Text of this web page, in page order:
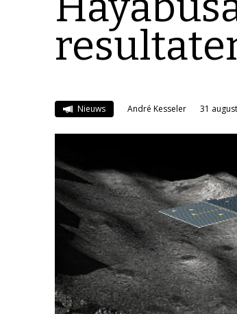
Nieuws André Kesseler 31